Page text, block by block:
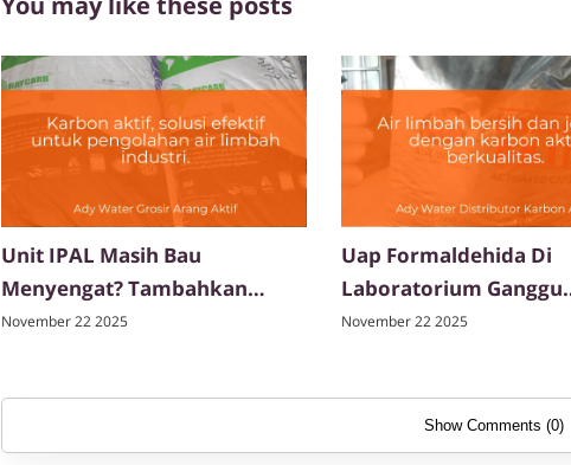
Unit IPAL Masih Bau
Menyengat? Tambahkan
Karbon Aktif Sebagai
November 22 2025
Uap Formaldehida Di
Laboratorium Ganggu
Kesehatan? Karbon
November 22 2025
Show Comments (0)